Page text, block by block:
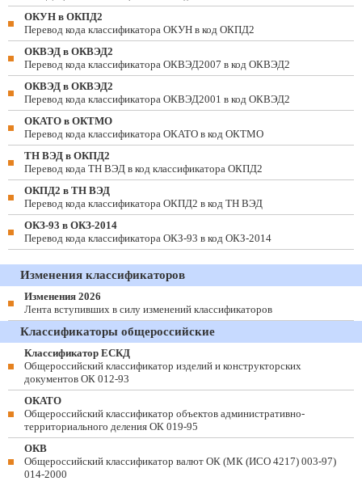
ОКУН в ОКПД2
Перевод кода классификатора ОКУН в код ОКПД2
ОКВЭД в ОКВЭД2
Перевод кода классификатора ОКВЭД2007 в код ОКВЭД2
ОКВЭД в ОКВЭД2
Перевод кода классификатора ОКВЭД2001 в код ОКВЭД2
ОКАТО в ОКТМО
Перевод кода классификатора ОКАТО в код ОКТМО
ТН ВЭД в ОКПД2
Перевод кода ТН ВЭД в код классификатора ОКПД2
ОКПД2 в ТН ВЭД
Перевод кода классификатора ОКПД2 в код ТН ВЭД
ОКЗ-93 в ОКЗ-2014
Перевод кода классификатора ОКЗ-93 в код ОКЗ-2014
Изменения классификаторов
Изменения 2026
Лента вступивших в силу изменений классификаторов
Классификаторы общероссийские
Классификатор ЕСКД
Общероссийский классификатор изделий и конструкторских
документов ОК 012-93
ОКАТО
Общероссийский классификатор объектов административно-
территориального деления ОК 019-95
ОКВ
Общероссийский классификатор валют ОК (МК (ИСО 4217) 003-97)
014-2000